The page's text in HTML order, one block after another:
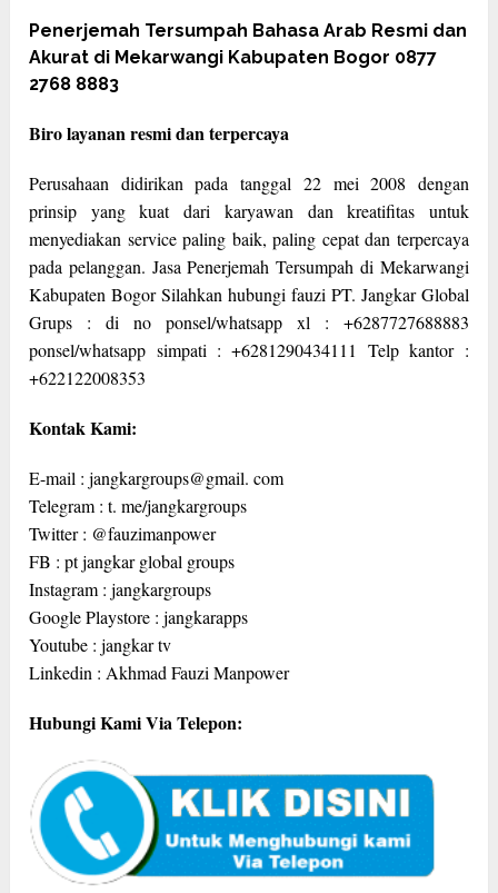
Penerjemah Tersumpah Bahasa Arab Resmi dan
Akurat di Mekarwangi Kabupaten Bogor 0877
2768 8883
Biro layanan resmi dan terpercaya
Perusahaan didirikan pada tanggal 22 mei 2008 dengan
prinsip yang kuat dari karyawan dan kreatifitas untuk
menyediakan service paling baik, paling cepat dan terpercaya
pada pelanggan. Jasa Penerjemah Tersumpah di Mekarwangi
Kabupaten Bogor Silahkan hubungi fauzi PT. Jangkar Global
Grups : di no ponsel/whatsapp xl : +6287727688883
ponsel/whatsapp simpati : +6281290434111 Telp kantor :
+622122008353
Kontak Kami:
E-mail : jangkargroups@gmail. com
Telegram : t. me/jangkargroups
Twitter : @fauzimanpower
FB : pt jangkar global groups
Instagram : jangkargroups
Google Playstore : jangkarapps
Youtube : jangkar tv
Linkedin : Akhmad Fauzi Manpower
Hubungi Kami Via Telepon: